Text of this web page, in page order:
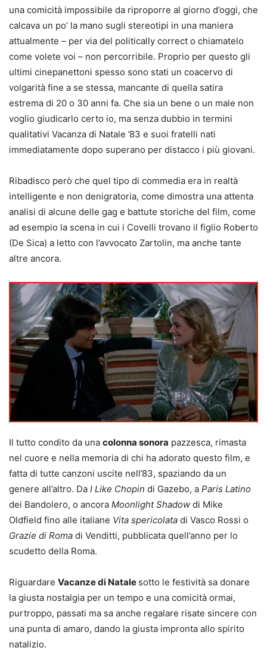
una comicità impossibile da riproporre al giorno d’oggi, che
calcava un po’ la mano sugli stereotipi in una maniera
attualmente – per via del politically correct o chiamatelo
come volete voi – non percorribile. Proprio per questo gli
ultimi cinepanettoni spesso sono stati un coacervo di
volgarità fine a se stessa, mancante di quella satira
estrema di 20 o 30 anni fa. Che sia un bene o un male non
voglio giudicarlo certo io, ma senza dubbio in termini
qualitativi Vacanza di Natale ’83 e suoi fratelli nati
immediatamente dopo superano per distacco i più giovani.
Ribadisco però che quel tipo di commedia era in realtà
intelligente e non denigratoria, come dimostra una attenta
analisi di alcune delle gag e battute storiche del film, come
ad esempio la scena in cui i Covelli trovano il figlio Roberto
(De Sica) a letto con l’avvocato Zartolin, ma anche tante
altre ancora.
Il tutto condito da una colonna sonora pazzesca, rimasta
nel cuore e nella memoria di chi ha adorato questo film, e
fatta di tutte canzoni uscite nell’83, spaziando da un
genere all’altro. Da I Like Chopin di Gazebo, a Paris Latino
dei Bandolero, o ancora Moonlight Shadow di Mike
Oldfield fino alle italiane Vita spericolata di Vasco Rossi o
Grazie di Roma di Venditti, pubblicata quell’anno per lo
scudetto della Roma.
Riguardare Vacanze di Natale sotto le festività sa donare
la giusta nostalgia per un tempo e una comicità ormai,
purtroppo, passati ma sa anche regalare risate sincere con
una punta di amaro, dando la giusta impronta allo spirito
natalizio.